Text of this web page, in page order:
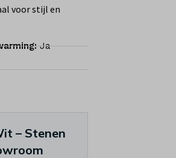
voor stijl en
Ja
– Stenen